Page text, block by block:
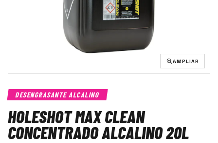
AMPLIAR
DESENGRASANTE ALCALINO
HOLESHOT MAX CLEAN
CONCENTRADO ALCALINO 20L